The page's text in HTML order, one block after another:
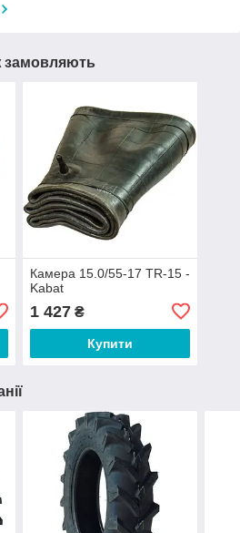
замовляють
Камера 15.0/55-17 TR-15 -
Kabat
1 427₴
Купити